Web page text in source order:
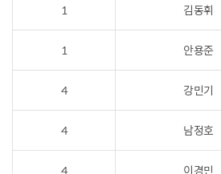
1 김동휘
1 안용준
4 강민기
4 남정호
4 이경민